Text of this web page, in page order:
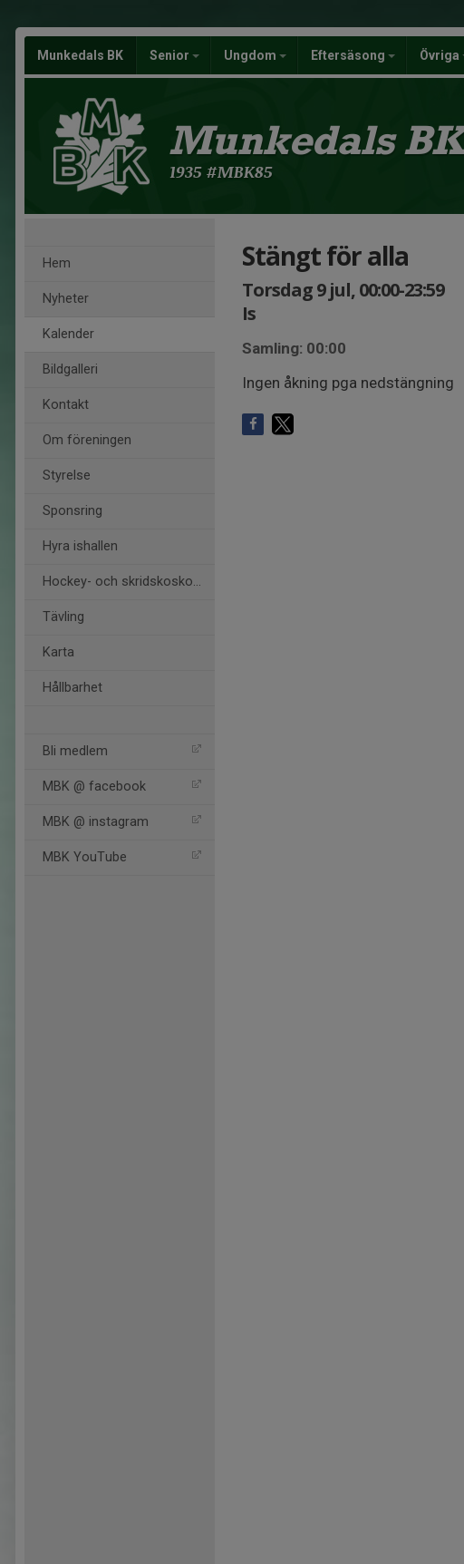
Munkedals BK Senior Ungdom Eftersäsong Övriga
Munkedals BK
1935 #MBK85
Hem
Nyheter
Kalender
Bildgalleri
Kontakt
Om föreningen
Styrelse
Sponsring
Hyra ishallen
Hockey- och skridskoskola
Tävling
Karta
Hållbarhet
Bli medlem
MBK @ facebook
MBK @ instagram
MBK YouTube
Stängt för alla
Torsdag 9 jul, 00:00-23:59
Is
Samling: 00:00
Ingen åkning pga nedstängning